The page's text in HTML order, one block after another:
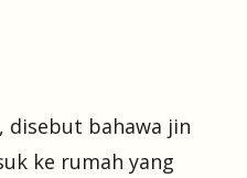
bahawa jin
ke rumah yang